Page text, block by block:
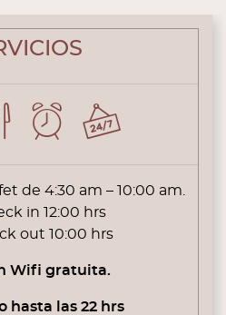
de 4:30 am – 10:00 am.
in 12:00 hrs
out 10:00 hrs
Wifi gratuita.
hasta las 22 hrs